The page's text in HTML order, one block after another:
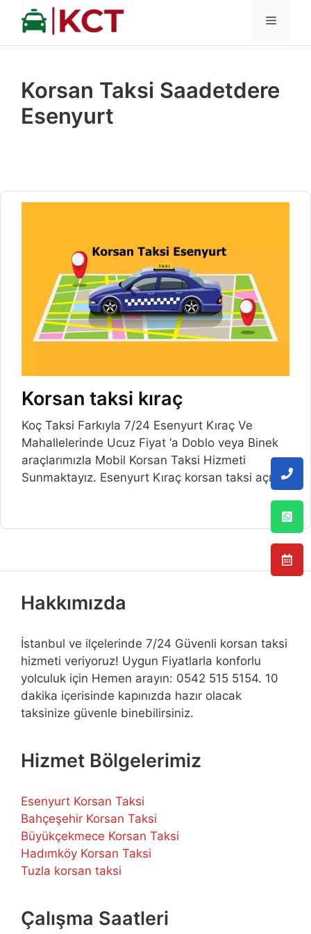
İçeriğe
MENÜ
Korsan Taksi Saadetdere
Esenyurt
Korsan taksi kıraç
Koç Taksi Farkıyla 7/24 Esenyurt Kıraç Ve
Mahallelerinde Ucuz Fiyat ‘a Doblo veya Binek
araçlarımızla Mobil Korsan Taksi Hizmeti
Sunmaktayız. Esenyurt Kıraç korsan taksi açılış
Hakkımızda
İstanbul ve ilçelerinde 7/24 Güvenli korsan taksi
hizmeti veriyoruz! Uygun Fiyatlarla konforlu
yolculuk için Hemen arayın: 0542 515 5154. 10
dakika içerisinde kapınızda hazır olacak
taksinize güvenle binebilirsiniz.
Hizmet Bölgelerimiz
Esenyurt Korsan Taksi
Bahçeşehir Korsan Taksi
Büyükçekmece Korsan Taksi
Hadımköy Korsan Taksi
Tuzla korsan taksi
Çalışma Saatleri